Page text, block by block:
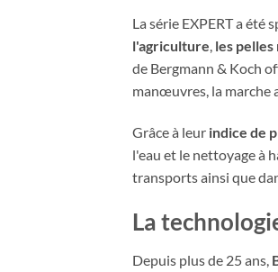
La série EXPERT a
l'agriculture, les pelles
de Bergmann & Koch
manœuvres, la marche
Grâce à leur indice de
l'eau et le nettoyage à
transports ainsi que
La
Depuis plus de 25 ans,